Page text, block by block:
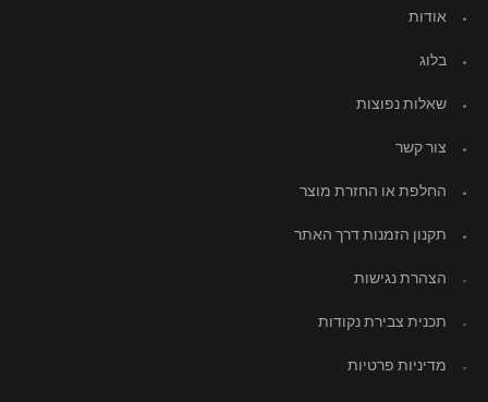
אודות
בלוג
שאלות נפוצות
צור קשר
החלפת או החזרת מוצר
תקנון הזמנות דרך האתר
הצהרת נגישות
תכנית צבירת נקודות
מדיניות פרטיות